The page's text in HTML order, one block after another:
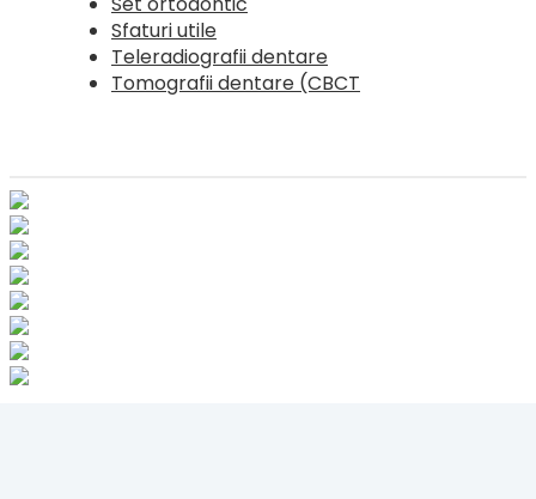
Sfaturi utile
Teleradiografii dentare
Tomografii dentare (CBCT